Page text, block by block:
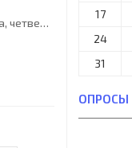
17
24
31
ОПРОСЫ